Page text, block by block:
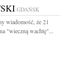
GDAŃSK
wiadomość, że 21
"wieczną wachtę"...